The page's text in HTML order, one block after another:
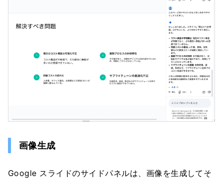
画像生成
Google スライドのサイドパネルは、画像を生成してそ